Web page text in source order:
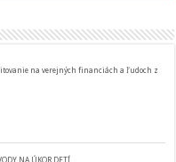
na verejných financiách a ľudoch z
NA ÚKOR DETÍ